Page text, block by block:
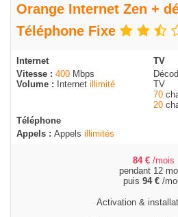
Orange Internet Zen +
Téléphone Fixe
Internet
Vitesse : 400 Mbps
Volume :
Internet illimité
TV
TV
70
20
Téléphone
Appels : Appels illimités
84 € /mois
pendant 12
puis 94 €/
Activation &